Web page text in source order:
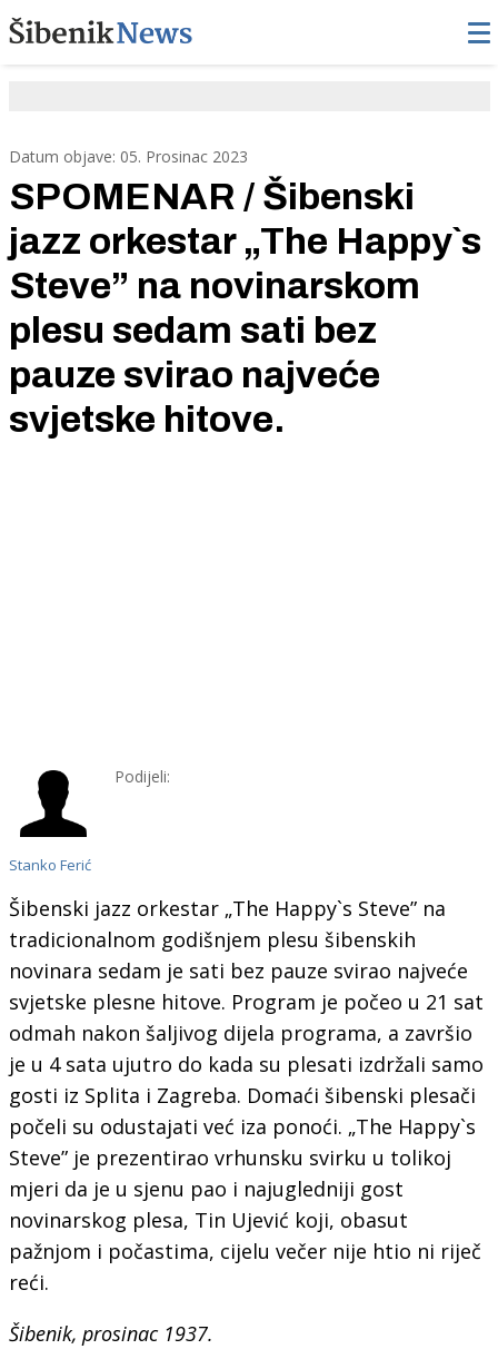
Datum objave: 05. Prosinac 2023
SPOMENAR / Šibenski
jazz orkestar „The Happy`s
Steve” na novinarskom
plesu sedam sati bez
pauze svirao najveće
svjetske hitove.
Stanko Ferić
Podijeli:
Šibenski jazz orkestar „The Happy`s Steve” na
tradicionalnom godišnjem plesu šibenskih
novinara sedam je sati bez pauze svirao najveće
svjetske plesne hitove. Program je počeo u 21 sat
odmah nakon šaljivog dijela programa, a završio
je u 4 sata ujutro do kada su plesati izdržali samo
gosti iz Splita i Zagreba. Domaći šibenski plesači
počeli su odustajati već iza ponoći. „The Happy`s
Steve” je prezentirao vrhunsku svirku u tolikoj
mjeri da je u sjenu pao i najugledniji gost
novinarskog plesa, Tin Ujević koji, obasut
pažnjom i počastima, cijelu večer nije htio ni riječ
reći.
Šibenik, prosinac 1937.